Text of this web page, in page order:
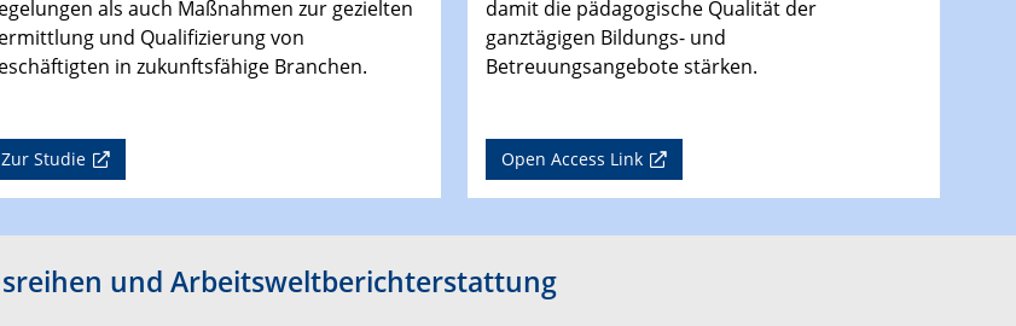
als auch Maßnahmen zur gezielten
und Qualifizierung von
in zukunftsfähige Branchen.
Zur Studie
damit die pädagogische Qualität der
ganztägigen Bildungs- und
Betreuungsangebote stärken.
Open Access Link
und Arbeitsweltberichterstattung